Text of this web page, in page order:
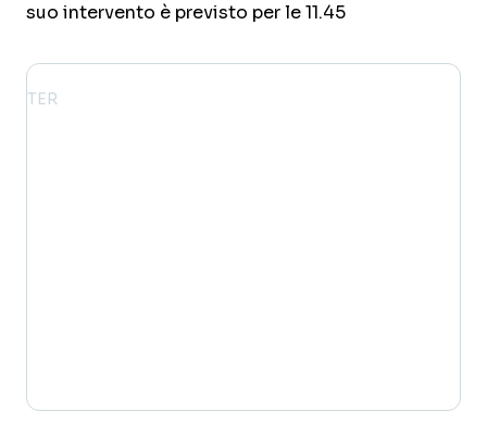
suo intervento è previsto per le 11.45